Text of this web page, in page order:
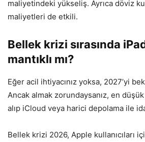
maliyetindeki yükseliş. Ayrıca döviz
maliyetleri de etkili.
Bellek krizi sırasında
mantıklı mı?
Eğer acil ihtiyacınız yoksa, 2027’yi
Ancak almak zorundaysanız, en
alıp iCloud veya harici depolama ile
Bellek krizi 2026, Apple kullanıcıları